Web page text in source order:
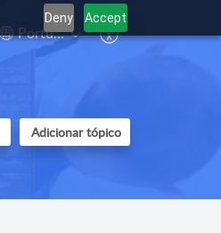
Deny Accept
Português
Adicionar tópico